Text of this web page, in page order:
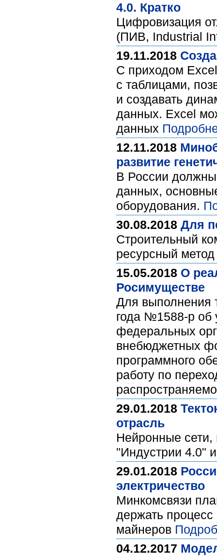
4.0. Кратко
Цифровизация
(ПИВ, Industrial
19.11.2018
С приходом
с таблицами,
и создавать
данных. Excel
данных
12.11.2018
развитие
В России должны
данных,
оборудования.
30.08.2018 Для
Строительный
ресурсный
15.05.2018 О
Росимуществе
Для выполнения
года №1588-р об
федеральных
внебюджетных
программного
работу по
29.01.2018
отрасль
Нейронные сети,
"Индустрии 4.0"
29.01.2018
электричество
Минкомсвязи
держать
майнеров
04.12.2017